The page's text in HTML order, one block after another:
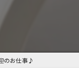
のお仕事♪